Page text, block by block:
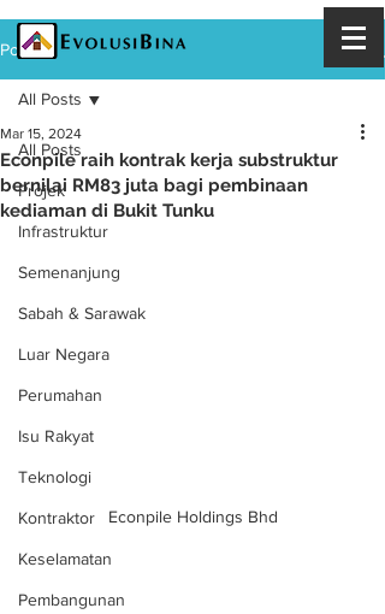
Post
All Posts
Projek
Infrastruktur
Semenanjung
Sabah & Sarawak
Luar Negara
Perumahan
Isu Rakyat
Teknologi
Kontraktor
Keselamatan
Pembangunan
All Posts
Econpile raih kontrak kerja substruktur
bernilai RM83 juta bagi pembinaan
kediaman di Bukit Tunku
Mar 15, 2024
Econpile Holdings Bhd